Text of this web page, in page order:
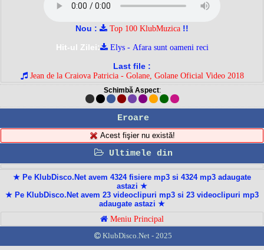
Nou : Top 100 KlubMuzica !!
Hit-ul Zilei:
Elys - Afara sunt oameni reci
Last file :
Jean de la Craiova Patricia - Golane, Golane Oficial Video 2018
Schimbă Aspect:
Eroare
Acest fişier nu există!
Ultimele din
★ Pe KlubDisco.Net avem 4324 fisiere mp3 si 4324 mp3 adaugate
astazi ★
★ Pe KlubDisco.Net avem 23 videoclipuri mp3 si 23 videoclipuri mp3
adaugate astazi ★
Meniu Principal
KlubDisco.Net - 2025